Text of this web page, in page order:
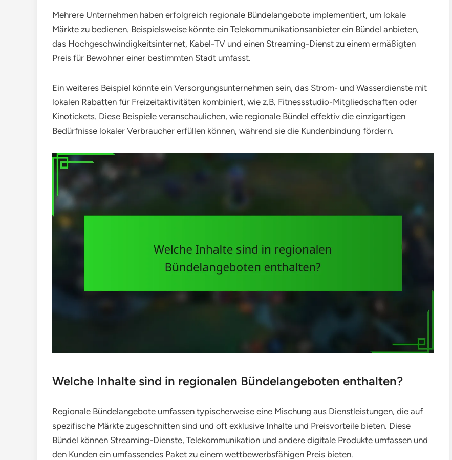
Mehrere Unternehmen haben erfolgreich regionale Bündelangebote implementiert, um lokale
Märkte zu bedienen. Beispielsweise könnte ein Telekommunikationsanbieter ein Bündel anbieten,
das Hochgeschwindigkeitsinternet, Kabel-TV und einen Streaming-Dienst zu einem ermäßigten
Preis für Bewohner einer bestimmten Stadt umfasst.
Ein weiteres Beispiel könnte ein Versorgungsunternehmen sein, das Strom- und Wasserdienste mit
lokalen Rabatten für Freizeitaktivitäten kombiniert, wie z.B. Fitnessstudio-Mitgliedschaften oder
Kinotickets. Diese Beispiele veranschaulichen, wie regionale Bündel effektiv die einzigartigen
Bedürfnisse lokaler Verbraucher erfüllen können, während sie die Kundenbindung fördern.
Welche Inhalte sind in regionalen Bündelangeboten enthalten?
Regionale Bündelangebote umfassen typischerweise eine Mischung aus Dienstleistungen, die auf
spezifische Märkte zugeschnitten sind und oft exklusive Inhalte und Preisvorteile bieten. Diese
Bündel können Streaming-Dienste, Telekommunikation und andere digitale Produkte umfassen und
den Kunden ein umfassendes Paket zu einem wettbewerbsfähigen Preis bieten.